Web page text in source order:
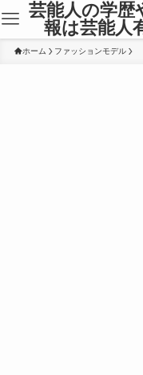
芸能人の学歴
報は芸能人
ホーム ファッションモデル